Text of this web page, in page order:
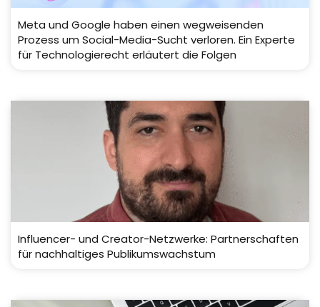
Meta und Google haben einen wegweisenden
Prozess um Social-Media-Sucht verloren. Ein Experte
für Technologierecht erläutert die Folgen
Influencer- und Creator-Netzwerke: Partnerschaften
für nachhaltiges Publikumswachstum